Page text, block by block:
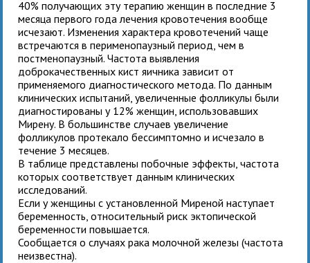
40% получающих эту терапию женщин в последние 3
месяца первого года лечения кровотечения вообще
исчезают. Изменения характера кровотечений чаще
встречаются в перименопаузный период, чем в
постменопаузный. Частота выявления
доброкачественных кист яичника зависит от
применяемого диагностического метода. По данным
клинических испытаний, увеличенные фолликулы были
диагностированы у 12% женщин, использовавших
Мирену. В большинстве случаев увеличение
фолликулов протекало бессимптомно и исчезало в
течение 3 месяцев.
В таблице представлены побочные эффекты, частота
которых соответствует данным клинических
исследований.
Если у женщины с установленной Миреной наступает
беременность, относительный риск эктопической
беременности повышается.
Сообщается о случаях рака молочной железы (частота
неизвестна).